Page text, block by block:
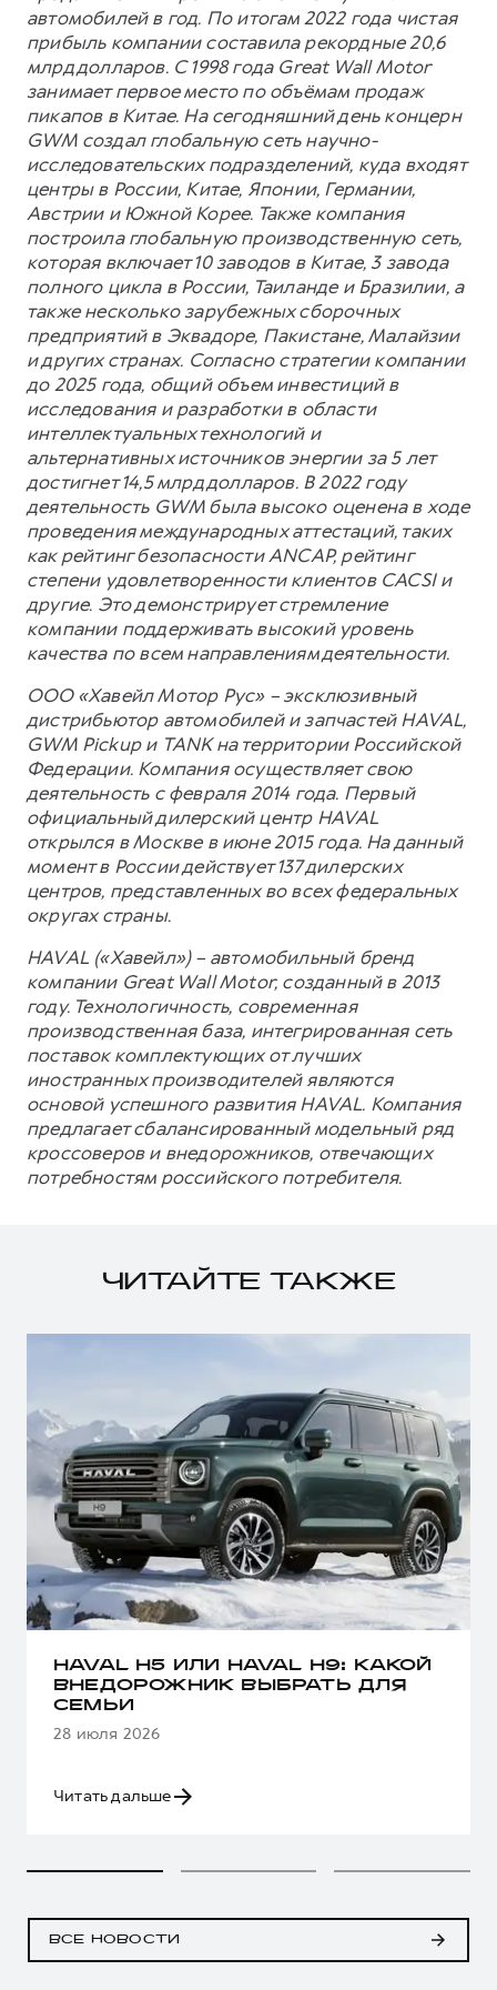
автомобилей в год. По итогам 2022 года чистая
прибыль компании составила рекордные 20,6
млрд долларов. С 1998 года Great Wall Motor
занимает первое место по объёмам продаж
пикапов в Китае. На сегодняшний день концерн
GWM создал глобальную сеть научно-
исследовательских подразделений, куда входят
центры в России, Китае, Японии, Германии,
Австрии и Южной Корее. Также компания
построила глобальную производственную сеть,
которая включает 10 заводов в Китае, 3 завода
полного цикла в России, Таиланде и Бразилии, а
также несколько зарубежных сборочных
предприятий в Эквадоре, Пакистане, Малайзии
и других странах. Согласно стратегии компании
до 2025 года, общий объем инвестиций в
исследования и разработки в области
интеллектуальных технологий и
альтернативных источников энергии за 5 лет
достигнет 14,5 млрд долларов. В 2022 году
деятельность GWM была высоко оценена в ходе
проведения международных аттестаций, таких
как рейтинг безопасности ANCAP, рейтинг
степени удовлетворенности клиентов CACSI и
другие. Это демонстрирует стремление
компании поддерживать высокий уровень
качества по всем направлениям деятельности.
ООО «Хавейл Мотор Рус» – эксклюзивный
дистрибьютор автомобилей и запчастей HAVAL,
GWM Pickup и TANK на территории Российской
Федерации. Компания осуществляет свою
деятельность с февраля 2014 года. Первый
официальный дилерский центр HAVAL
открылся в Москве в июне 2015 года. На данный
момент в России действует 137 дилерских
центров, представленных во всех федеральных
округах страны.
HAVAL («Хавейл») – автомобильный бренд
компании Great Wall Motor, созданный в 2013
году. Технологичность, современная
производственная база, интегрированная сеть
поставок комплектующих от лучших
иностранных производителей являются
основой успешного развития HAVAL. Компания
предлагает сбалансированный модельный ряд
кроссоверов и внедорожников, отвечающих
потребностям российского потребителя.
ЧИТАЙТЕ ТАКЖЕ
HAVAL H5 ИЛИ HAVAL H9: КАКОЙ
ВНЕДОРОЖНИК ВЫБРАТЬ ДЛЯ
СЕМЬИ
28 июля 2026
Читать дальше
ВСЕ НОВОСТИ